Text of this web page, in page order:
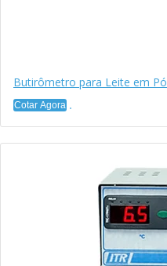
Butirômetro para Leite em Pó
Cotar Agora